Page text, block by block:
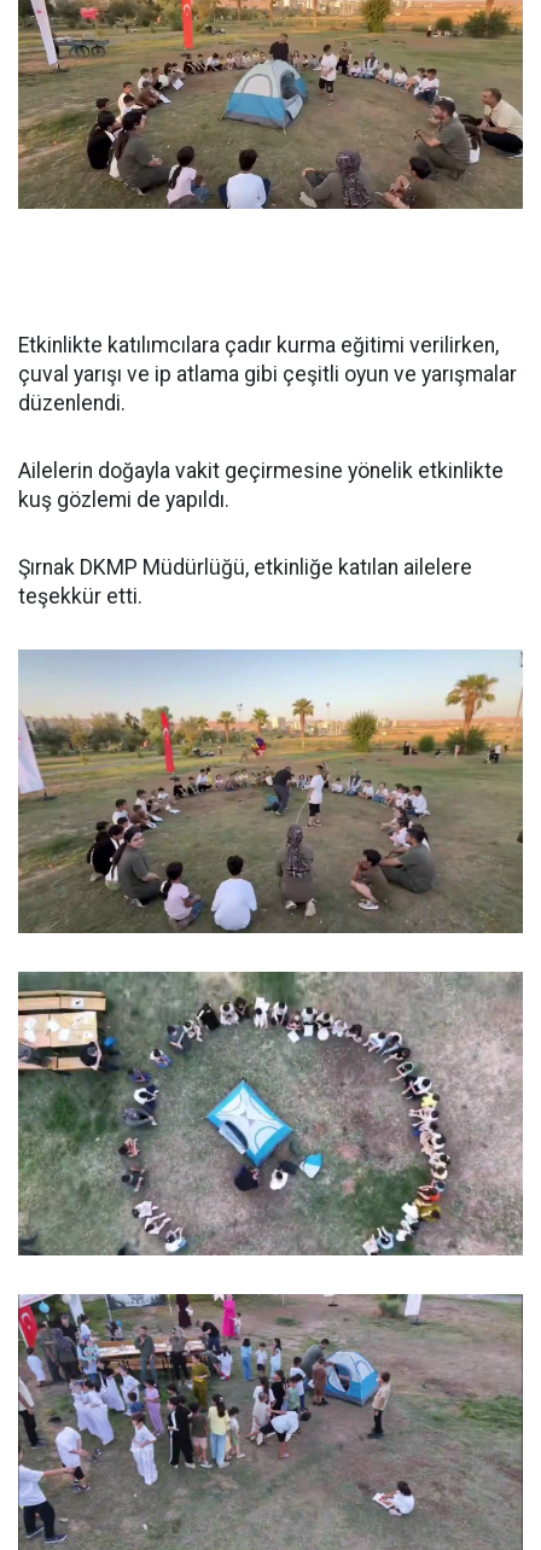
Etkinlikte katılımcılara çadır kurma eğitimi verilirken,
çuval yarışı ve ip atlama gibi çeşitli oyun ve yarışmalar
düzenlendi.
Ailelerin doğayla vakit geçirmesine yönelik etkinlikte
kuş gözlemi de yapıldı.
Şırnak DKMP Müdürlüğü, etkinliğe katılan ailelere
teşekkür etti.